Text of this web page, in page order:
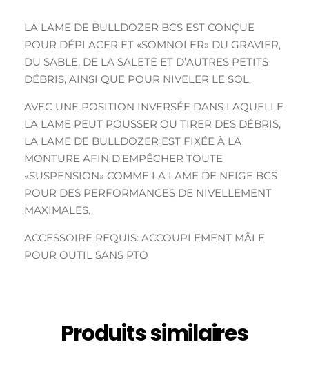
LA LAME DE BULLDOZER BCS EST CONÇUE
POUR DÉPLACER ET «SOMNOLER» DU GRAVIER,
DU SABLE, DE LA SALETÉ ET D’AUTRES PETITS
DÉBRIS, AINSI QUE POUR NIVELER LE SOL.
AVEC UNE POSITION INVERSÉE DANS LAQUELLE
LA LAME PEUT POUSSER OU TIRER DES DÉBRIS,
LA LAME DE BULLDOZER EST FIXÉE À LA
MONTURE AFIN D’EMPÊCHER TOUTE
«SUSPENSION» COMME LA LAME DE NEIGE BCS
POUR DES PERFORMANCES DE NIVELLEMENT
MAXIMALES.
ACCESSOIRE REQUIS: ACCOUPLEMENT MÂLE
POUR OUTIL SANS PTO
Produits similaires